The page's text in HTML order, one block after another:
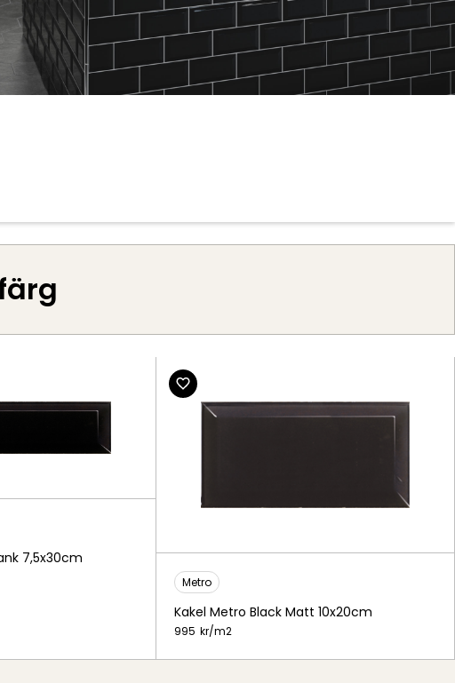
7,5x30cm
Metro
Kakel Metro Black Matt 10x20cm
995 kr/m2